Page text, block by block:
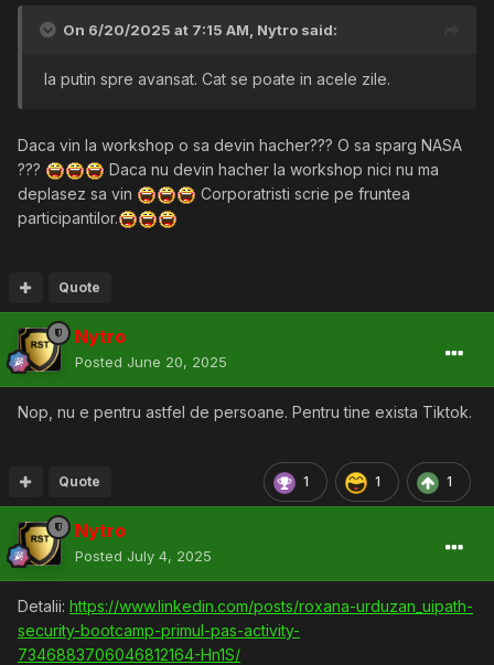
On 6/20/2025 at 7:15 AM, Nytro said:
la putin spre avansat. Cat se poate in acele zile.
Daca vin la workshop o sa devin hacher??? O sa sparg NASA
???
Daca nu devin hacher la workshop nici nu ma
deplasez sa vin
Corporatristi scrie pe fruntea
participantilor.
Quote
Nytro
Posted June 20, 2025
Nop, nu e pentru astfel de persoane. Pentru tine exista Tiktok.
1 1 1
Quote
Nytro
Posted July 4, 2025
Detalii: https://www.linkedin.com/posts/roxana-urduzan_uipath-
security-bootcamp-primul-pas-activity-
7346883706046812164-Hn1S/